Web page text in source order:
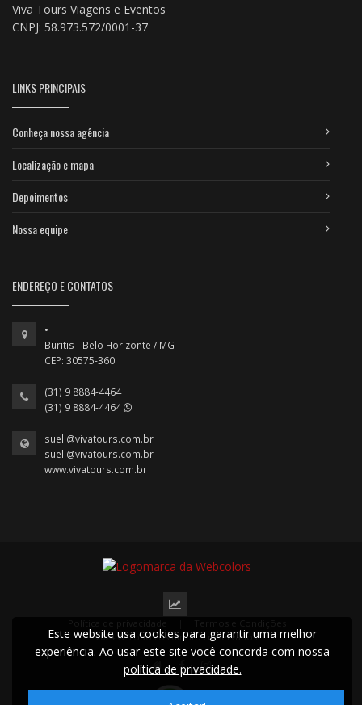
Viva Tours Viagens e Eventos
CNPJ: 58.973.572/0001-37
LINKS PRINCIPAIS
Conheça nossa agência
Localização e mapa
Depoimentos
Nossa equipe
ENDEREÇO E CONTATOS
•
Buritis - Belo Horizonte / MG
CEP: 30575-360
(31) 9 8884-4464
(31) 9 8884-4464
sueli@vivatours.com.br
sueli@vivatours.com.br
www.vivatours.com.br
2024 © Todos os direitos reservados.
Este website usa cookies para garantir uma melhor
experiência. Ao usar este site você concorda com nossa
política de privacidade.